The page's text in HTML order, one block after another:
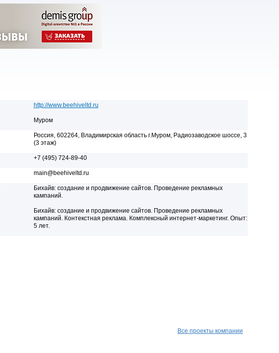
http://www.beehiveltd.ru
Муром
Россия, 602264, Владимирская область г.Муром, Радиозаводское шоссе, 3
(3 этаж)
+7 (495) 724-89-40
main@beehiveltd.ru
Бихайв: cоздание и продвижение сайтов. Проведение рекламных
кампаний.
Бихайв: cоздание и продвижение сайтов. Проведение рекламных
кампаний. Контекстная реклама. Комплексный интернет-маркетинг. Опыт:
5 лет.
Все проекты компании